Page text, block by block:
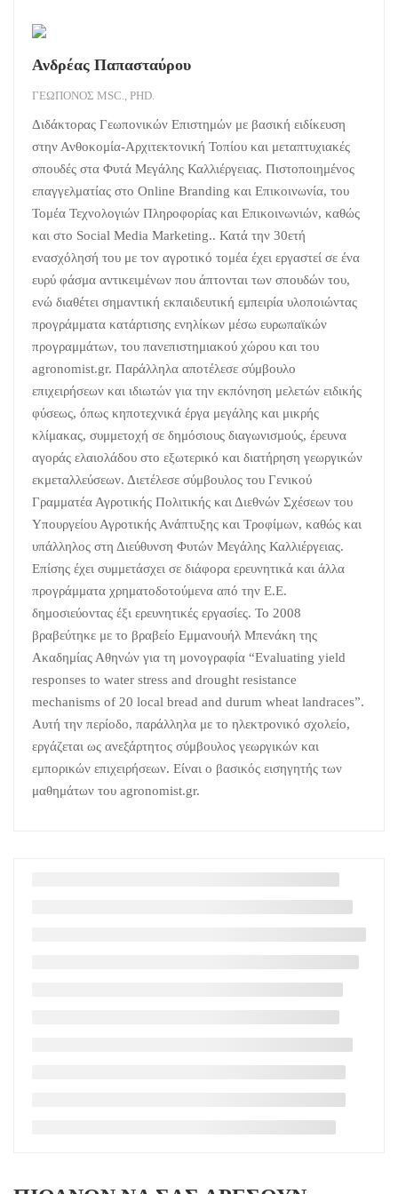
Ανδρέας Παπασταύρου
ΓΕΩΠΌΝΟΣ MSC., PHD.
Διδάκτορας Γεωπονικών Επιστημών με βασική ειδίκευση
στην Ανθοκομία-Αρχιτεκτονική Τοπίου και μεταπτυχιακές
σπουδές στα Φυτά Μεγάλης Καλλιέργειας. Πιστοποιημένος
επαγγελματίας στο Online Branding και Επικοινωνία, του
Τομέα Τεχνολογιών Πληροφορίας και Επικοινωνιών, καθώς
και στο Social Media Marketing.. Κατά την 30ετή
ενασχόλησή του με τον αγροτικό τομέα έχει εργαστεί σε ένα
ευρύ φάσμα αντικειμένων που άπτονται των σπουδών του,
ενώ διαθέτει σημαντική εκπαιδευτική εμπειρία υλοποιώντας
προγράμματα κατάρτισης ενηλίκων μέσω ευρωπαϊκών
προγραμμάτων, του πανεπιστημιακού χώρου και του
agronomist.gr. Παράλληλα αποτέλεσε σύμβουλο
επιχειρήσεων και ιδιωτών για την εκπόνηση μελετών ειδικής
φύσεως, όπως κηποτεχνικά έργα μεγάλης και μικρής
κλίμακας, συμμετοχή σε δημόσιους διαγωνισμούς, έρευνα
αγοράς ελαιολάδου στο εξωτερικό και διατήρηση γεωργικών
εκμεταλλεύσεων. Διετέλεσε σύμβουλος του Γενικού
Γραμματέα Αγροτικής Πολιτικής και Διεθνών Σχέσεων του
Υπουργείου Αγροτικής Ανάπτυξης και Τροφίμων, καθώς και
υπάλληλος στη Διεύθυνση Φυτών Μεγάλης Καλλιέργειας.
Επίσης έχει συμμετάσχει σε διάφορα ερευνητικά και άλλα
προγράμματα χρηματοδοτούμενα από την Ε.Ε.
δημοσιεύοντας έξι ερευνητικές εργασίες. Το 2008
βραβεύτηκε με το βραβείο Εμμανουήλ Μπενάκη της
Ακαδημίας Αθηνών για τη μονογραφία “Evaluating yield
responses to water stress and drought resistance
mechanisms of 20 local bread and durum wheat landraces”.
Αυτή την περίοδο, παράλληλα με το ηλεκτρονικό σχολείο,
εργάζεται ως ανεξάρτητος σύμβουλος γεωργικών και
εμπορικών επιχειρήσεων. Είναι ο βασικός εισηγητής των
μαθημάτων του agronomist.gr.